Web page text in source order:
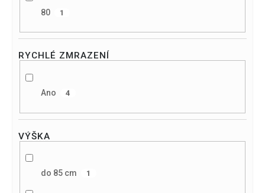
80 1
RYCHLÉ ZMRAZENÍ
Ano 4
VÝŠKA
do 85 cm 1